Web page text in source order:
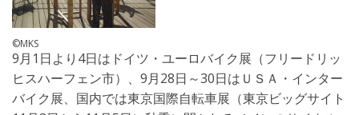
©MKS
9月1日より4日はドイツ・ユーロバイク展（フリードリッ
ヒスハーフェン市）、9月28日～30日はＵＳＡ・インター
バイク展、国内では東京国際自転車展（東京ビッグサイト